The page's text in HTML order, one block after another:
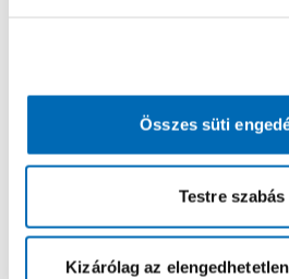
Összes süti
Testre szabás
Kizárólag az